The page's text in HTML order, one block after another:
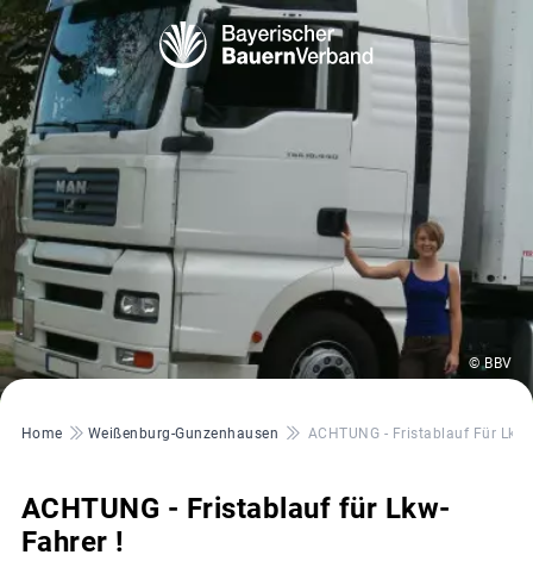
© BBV
Pfadnavigation
Home Weißenburg-Gunzenhausen ACHTUNG - Fristablauf Für
ACHTUNG - Fristablauf für Lkw-
Fahrer !